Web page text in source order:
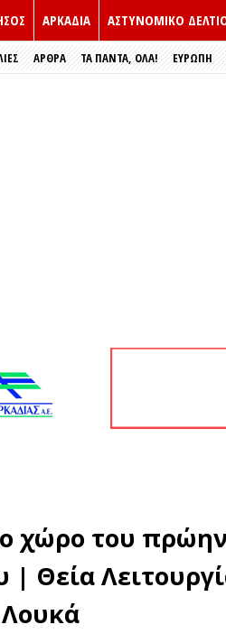
ΑΡΚΑΔΙΑ ΑΣΤΥΝΟΜΙΚΟ
ΑΡΘΡΑ ΤΑ ΠΑΝΤΑ, ΟΛΑ! ΕΥΡΏΠΗ
χώρο του πρώην
| Θεία